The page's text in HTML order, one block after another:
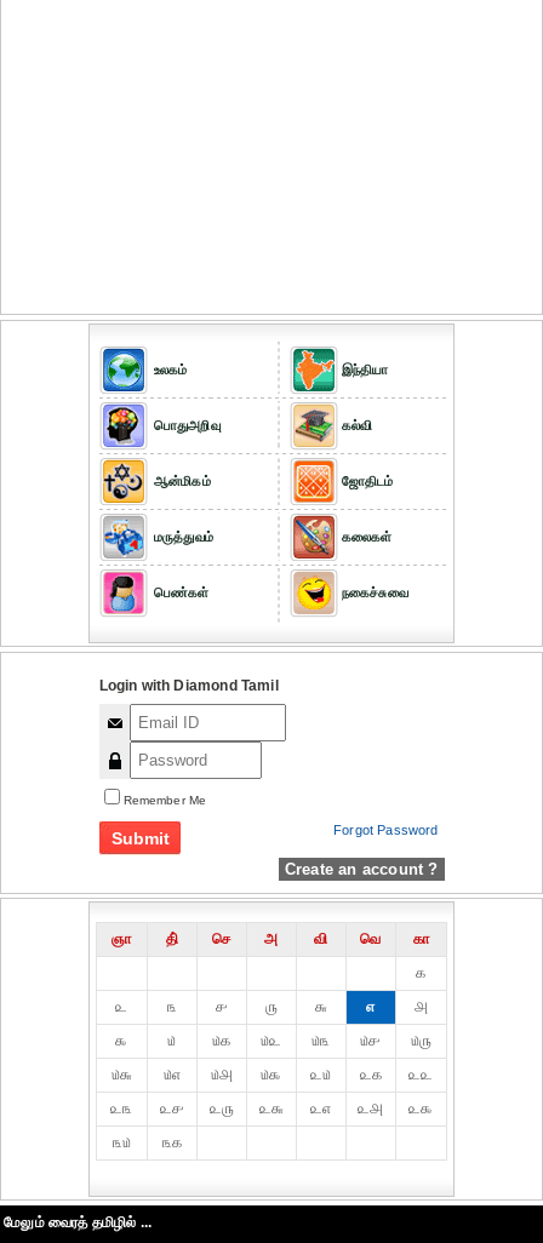
உலகம்
பொதுஅறிவு
ஆன்மிகம்
மருத்துவம்
பெண்கள்
இந்தியா
கல்வி
ஜோதிடம்
கலைகள்
நகைச்சுவை
Login with Diamond Tamil
Remember Me
Forgot Password
Create an account ?
ஞா தி் செ அ வி வெ
கா
௧
௨
௩ ௪ ௫ ௬ ௭
௮
௯
௰ ௰௧ ௰௨ ௰௩ ௰௪
௰௫
௰௬
௰௭ ௰௮ ௰௯ ௨௰ ௨௧
௨௨
௨௩
௨௪ ௨௫ ௨௬ ௨௭ ௨௮
௨௯
௩௰
௩௧
மேலும் வைரத் தமிழில் ...